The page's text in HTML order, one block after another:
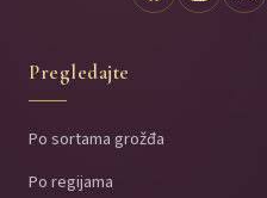
Pregledajte
Po sortama grožđa
Po regijama